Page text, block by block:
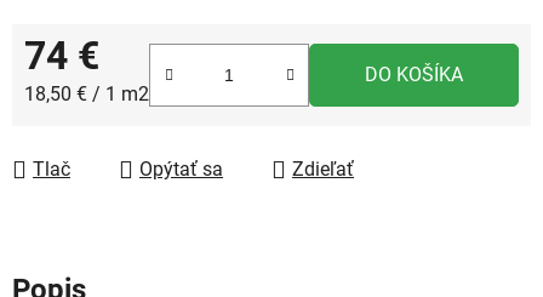
74 €
Jednotková cena:
18,50 € / 1 m2
DO KOŠÍKA
Tlač Opýtať sa Zdieľať
Popis